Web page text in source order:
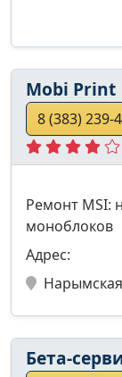
Mobi Print
8 (383) 239-
Ремонт MSI:
моноблоков
Адрес:
Бета-